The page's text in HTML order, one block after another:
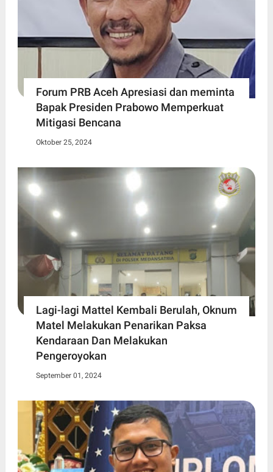
Forum PRB Aceh Apresiasi dan meminta
Bapak Presiden Prabowo Memperkuat
Mitigasi Bencana
Oktober 25, 2024
Lagi-lagi Mattel Kembali Berulah, Oknum
Matel Melakukan Penarikan Paksa
Kendaraan Dan Melakukan
Pengeroyokan
September 01, 2024